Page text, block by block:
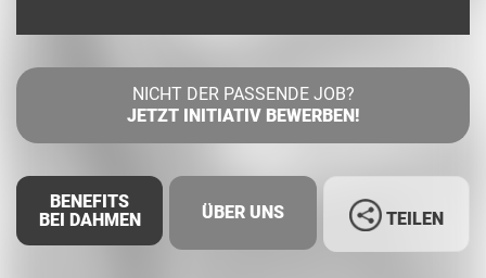
NICHT DER PASSENDE JOB?
JETZT INITIATIV BEWERBEN!
BENEFITS
BEI DAHMEN
ÜBER UNS TEILEN